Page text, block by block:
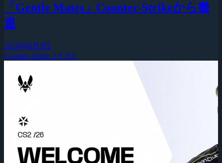
「Gentle Mates」Counter-Strikeから撤
退
2026年8月8日
Counter-Strike 2 (CS2)